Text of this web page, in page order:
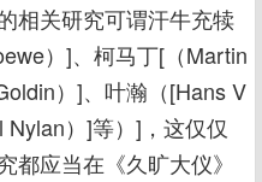
相关研究可谓汗牛充犊
）]、柯马丁[（Martin
）]、叶瀚（[Hans V
）]等）]，这仅仅
都应当在《久旷大仪》